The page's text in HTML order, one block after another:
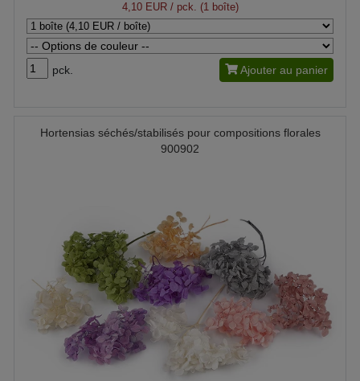
4,10 EUR/ pck. (1 boîte)
pck. Ajouter au panier
Hortensias séchés/stabilisés pour compositions florales
900902